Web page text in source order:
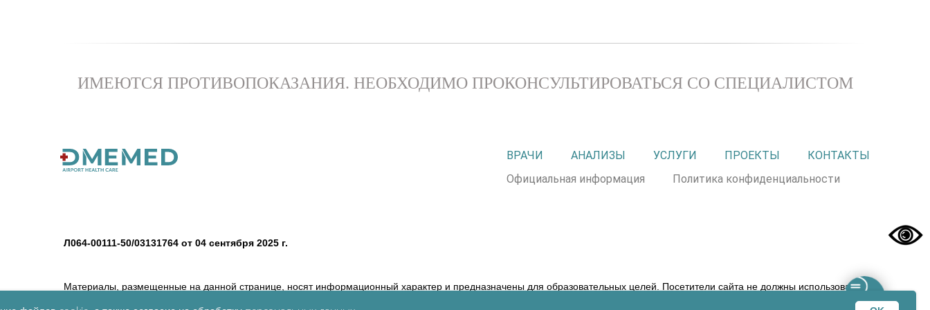
ИМЕЮТСЯ ПРОТИВОПОКАЗАНИЯ. НЕОБХОДИМО ПРОКОНСУЛЬТИРОВАТЬСЯ СО СПЕЦИАЛИСТОМ
ВРАЧИ АНАЛИЗЫ УСЛУГИ ПРОЕКТЫ
КОНТАКТЫ
Официальная информация
Политика конфиденциальности
Л064-00111-50/03131764 от 04 сентября 2025 г.
Материалы, размещенные на данной странице, носят информационный характер и предназначены для образовательных целей. Посетители сайта не должны использовать
их в качестве медицинских рекомендаций. Определение диагноза и выбор методики лечения остается исключительной прерогативой вашего лечащего врача! ООО «ЭХК» не